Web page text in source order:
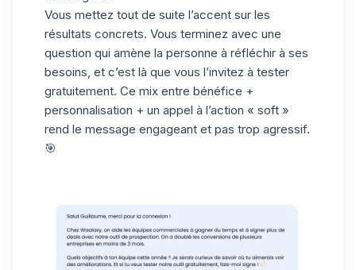
Vous mettez tout de suite l’accent sur les
résultats concrets. Vous terminez avec une
question qui amène la personne à réfléchir à ses
besoins, et c’est là que vous l’invitez à tester
gratuitement. Ce mix entre bénéfice +
personnalisation + un appel à l’action « soft »
rend le message engageant et pas trop agressif.
🎯